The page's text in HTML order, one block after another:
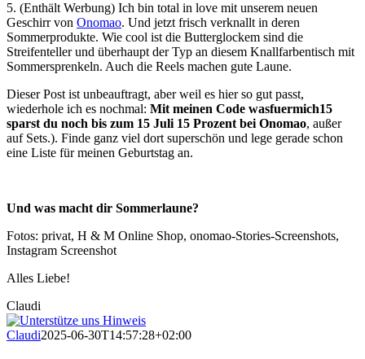
5. (Enthält Werbung) Ich bin total in love mit unserem neuen
Geschirr von Onomao. Und jetzt frisch verknallt in deren
Sommerprodukte. Wie cool ist die Butterglockem sind die
Streifenteller und überhaupt der Typ an diesem Knallfarbentisch mit
Sommersprenkeln. Auch die Reels machen gute Laune.
Dieser Post ist unbeauftragt, aber weil es hier so gut passt,
wiederhole ich es nochmal: Mit meinen Code wasfuermich15
sparst du noch bis zum 15 Juli 15 Prozent bei Onomao, außer
auf Sets.). Finde ganz viel dort superschön und lege gerade schon
eine Liste für meinen Geburtstag an.
Und was macht dir Sommerlaune?
Fotos: privat, H & M Online Shop, onomao-Stories-Screenshots,
Instagram Screenshot
Alles Liebe!
Claudi
Claudi2025-06-30T14:57:28+02:00